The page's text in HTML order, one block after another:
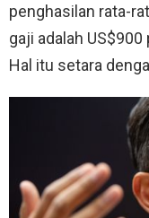
penghasilan rata-
gaji adalah
Hal itu setara